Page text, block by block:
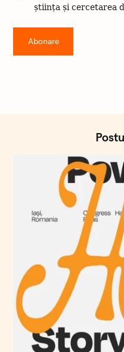
știința și cercetarea